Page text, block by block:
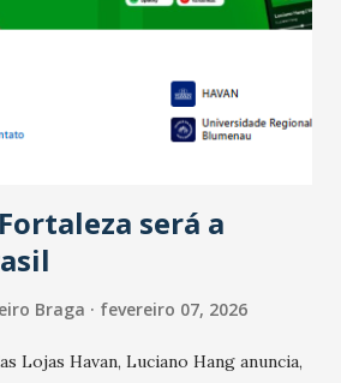
com lucro e outros 40%
Já o percentual de
ficou em 19%, pouco abaixo
anterior. Outros 1% não existiam em
a outubro, o faturamento também
a pesquisa, 44% dos n...
será a
Braga fevereiro 07, 2026
Lojas Havan, Luciano Hang anuncia,